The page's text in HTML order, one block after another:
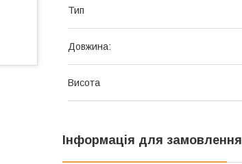
Тип
Довжина:
Висота
Інформація для замовлення